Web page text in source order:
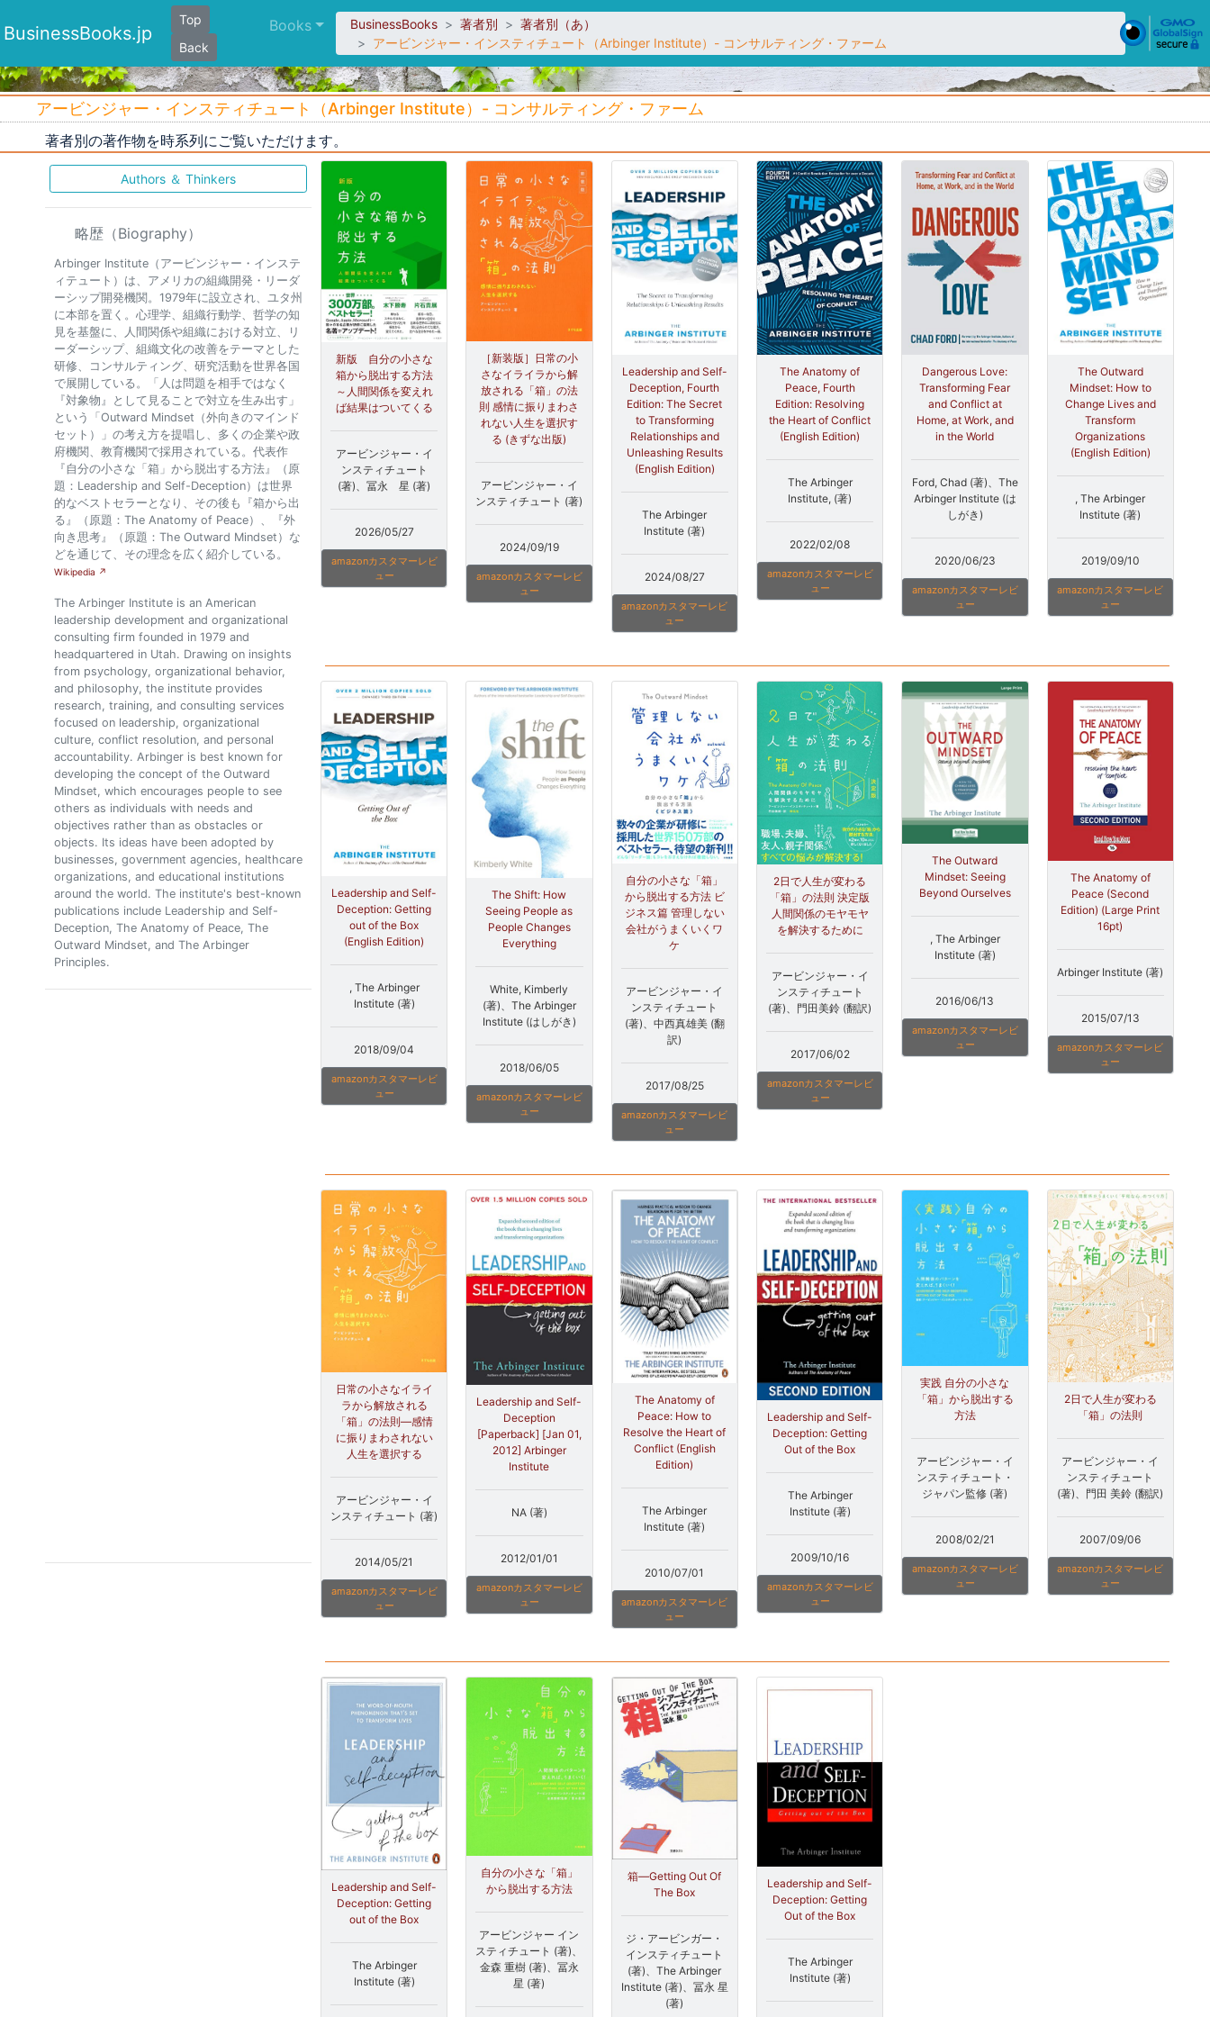
BusinessBooks.jp
Top
Back
Books BusinessBooks 著者別
著者別（あ）
アービンジャー・インスティチュート（Arbinger Institute）- コンサルティング・ファーム
アービンジャー・インスティチュート（Arbinger Institute）- コンサルティング・ファーム
著者別の著作物を時系列にご覧いただけます。
Authors ＆ Thinkers
略歴（Biography）
Arbinger Institute（アービンジャー・インステ
ィテュート）は、アメリカの組織開発・リーダ
ーシップ開発機関。1979年に設立され、ユタ州
に本部を置く。心理学、組織行動学、哲学の知
見を基盤に、人間関係や組織における対立、リ
ーダーシップ、組織文化の改善をテーマとした
研修、コンサルティング、研究活動を世界各国
で展開している。「人は問題を相手ではなく
『対象物』として見ることで対立を生み出す」
という「Outward Mindset（外向きのマインド
セット）」の考え方を提唱し、多くの企業や政
府機関、教育機関で採用されている。代表作
『自分の小さな「箱」から脱出する方法』（原
題：Leadership and Self-Deception）は世界
的なベストセラーとなり、その後も『箱から出
る』（原題：The Anatomy of Peace）、『外
向き思考』（原題：The Outward Mindset）な
どを通じて、その理念を広く紹介している。
Wikipedia ↗
The Arbinger Institute is an American
leadership development and organizational
consulting firm founded in 1979 and
headquartered in Utah. Drawing on insights
from psychology, organizational behavior,
and philosophy, the institute provides
research, training, and consulting services
focused on leadership, organizational
culture, conflict resolution, and personal
accountability. Arbinger is best known for
developing the concept of the Outward
Mindset, which encourages people to see
others as individuals with needs and
objectives rather than as obstacles or
objects. Its ideas have been adopted by
businesses, government agencies, healthcare
organizations, and educational institutions
around the world. The institute's best-known
publications include Leadership and Self-
Deception, The Anatomy of Peace, The
Outward Mindset, and The Arbinger
Principles.
新版 自分の小さな
箱から脱出する方法
～人間関係を変えれ
ば結果はついてくる
アービンジャー・イ
ンスティチュート
(著)、冨永 星 (著)
2026/05/27
amazonカスタマーレビ
ュー
［新装版］日常の小
さなイライラから解
放される「箱」の法
則 感情に振りまわさ
れない人生を選択す
る (きずな出版)
アービンジャー・イ
ンスティチュート (著)
2024/09/19
amazonカスタマーレビ
ュー
Leadership and Self-
Deception, Fourth
Edition: The Secret
to Transforming
Relationships and
Unleashing Results
(English Edition)
The Arbinger
Institute (著)
2024/08/27
amazonカスタマーレビ
ュー
The Anatomy of
Peace, Fourth
Edition: Resolving
the Heart of Conflict
(English Edition)
The Arbinger
Institute, (著)
2022/02/08
amazonカスタマーレビ
ュー
Dangerous Love:
Transforming Fear
and Conflict at
Home, at Work, and
in the World
Ford, Chad (著)、The
Arbinger Institute (は
しがき)
2020/06/23
amazonカスタマーレビ
ュー
The Outward
Mindset: How to
Change Lives and
Transform
Organizations
(English Edition)
, The Arbinger
Institute (著)
2019/09/10
amazonカスタマーレビ
ュー
Leadership and Self-
Deception: Getting
out of the Box
(English Edition)
, The Arbinger
Institute (著)
2018/09/04
amazonカスタマーレビ
ュー
The Shift: How
Seeing People as
People Changes
Everything
White, Kimberly
(著)、The Arbinger
Institute (はしがき)
2018/06/05
amazonカスタマーレビ
ュー
自分の小さな「箱」
から脱出する方法 ビ
ジネス篇 管理しない
会社がうまくいくワ
ケ
アービンジャー・イ
ンスティチュート
(著)、中西真雄美 (翻
訳)
2017/08/25
amazonカスタマーレビ
ュー
2日で人生が変わる
「箱」の法則 決定版
人間関係のモヤモヤ
を解決するために
アービンジャー・イ
ンスティチュート
(著)、門田美鈴 (翻訳)
2017/06/02
amazonカスタマーレビ
ュー
The Outward
Mindset: Seeing
Beyond Ourselves
, The Arbinger
Institute (著)
2016/06/13
amazonカスタマーレビ
ュー
The Anatomy of
Peace (Second
Edition) (Large Print
16pt)
Arbinger Institute (著)
2015/07/13
amazonカスタマーレビ
ュー
日常の小さなイライ
ラから解放される
「箱」の法則―感情
に振りまわされない
人生を選択する
アービンジャー・イ
ンスティチュート (著)
2014/05/21
amazonカスタマーレビ
ュー
Leadership and Self-
Deception
[Paperback] [Jan 01,
2012] Arbinger
Institute
NA (著)
2012/01/01
amazonカスタマーレビ
ュー
The Anatomy of
Peace: How to
Resolve the Heart of
Conflict (English
Edition)
The Arbinger
Institute (著)
2010/07/01
amazonカスタマーレビ
ュー
Leadership and Self-
Deception: Getting
Out of the Box
The Arbinger
Institute (著)
2009/10/16
amazonカスタマーレビ
ュー
実践 自分の小さな
「箱」から脱出する
方法
アービンジャー・イ
ンスティチュート・
ジャパン監修 (著)
2008/02/21
amazonカスタマーレビ
ュー
2日で人生が変わる
「箱」の法則
アービンジャー・イ
ンスティチュート
(著)、門田 美鈴 (翻訳)
2007/09/06
amazonカスタマーレビ
ュー
Leadership and Self-
Deception: Getting
out of the Box
The Arbinger
Institute (著)
自分の小さな「箱」
から脱出する方法
アービンジャー イン
スティチュート (著)、
金森 重樹 (著)、冨永
星 (著)
箱―Getting Out Of
The Box
ジ・アービンガー・
インスティチュート
(著)、The Arbinger
Institute (著)、冨永 星
(著)
Leadership and Self-
Deception: Getting
Out of the Box
The Arbinger
Institute (著)